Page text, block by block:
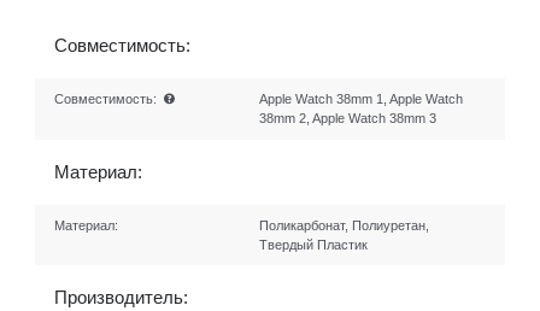
Совместимость:
Совместимость:
Apple Watch 38mm 1, Apple Watch
38mm 2, Apple Watch 38mm 3
Материал:
Материал:
Поликарбонат, Полиуретан,
Твердый Пластик
Производитель: